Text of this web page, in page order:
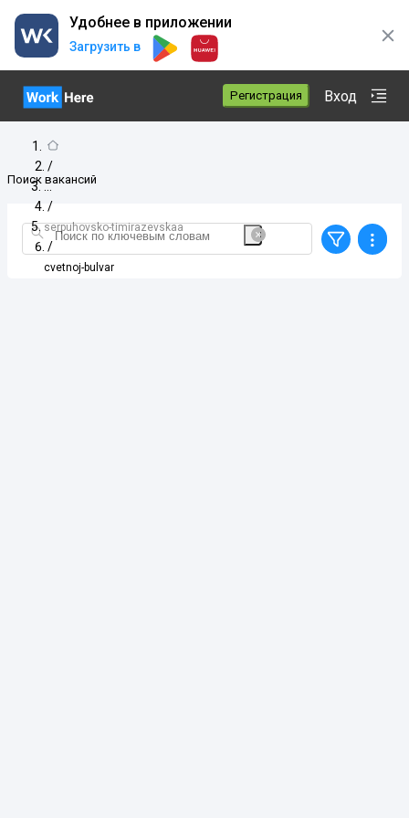
Удобнее в приложении
Загрузить в
Регистрация Вход
/
/
serpuhovsko-timirazevskaa
/
cvetnoj-bulvar
Поиск вакансий